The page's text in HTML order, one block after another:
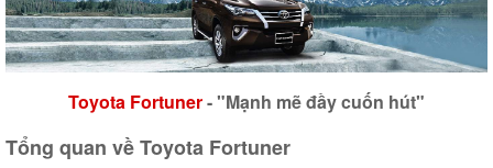
Toyota Fortuner- "Mạnh mẽ đầy cuốn hút"
Tổng quan về Toyota Fortuner